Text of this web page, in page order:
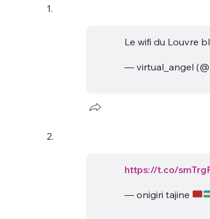
1.
Le wifi du Louvre
— virtual_angel
2.
https://t.co/
— onigiri tajine